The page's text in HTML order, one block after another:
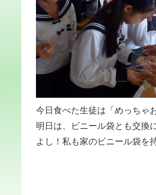
今日食べた生徒は「めっちゃ
明日は、ビニール袋とも交換
よし！私も家のビニール袋を